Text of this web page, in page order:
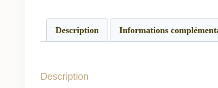
Description Informations
Description